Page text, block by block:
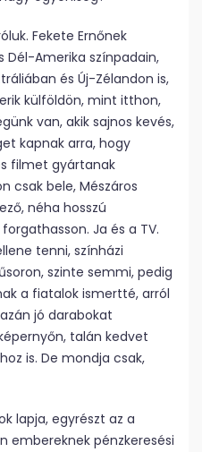
Fekete Ernőnek
Dél-Amerika színpadain,
és Új-Zélandon is,
külföldön, mint itthon,
van, akik sajnos kevés,
kapnak arra, hogy
filmet gyártanak
csak bele, Mészáros
néha hosszú
Ja és a TV.
tenni, színházi
szinte semmi, pedig
a fiatalok ismertté, arról
jó darabokat
talán kedvet
is. De mondja csak,
lapja, egyrészt az a
embereknek pénzkeresési